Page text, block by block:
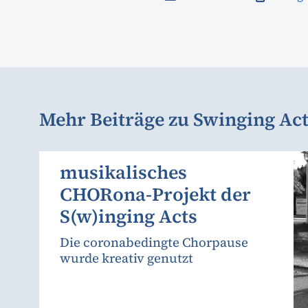
Mehr Beiträge zu Swinging
musikalisches
CHORona-Projekt der
S(w)inging Acts
Die coronabedingte Chorpause
wurde kreativ genutzt